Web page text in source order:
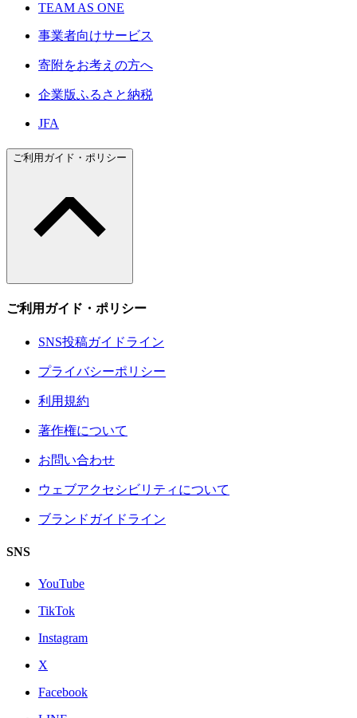
TEAM AS ONE
事業者向けサービス
寄附をお考えの方へ
企業版ふるさと納税
JFA
ご利用ガイド・ポリシー
ご利用ガイド・ポリシー
SNS投稿ガイドライン
プライバシーポリシー
利用規約
著作権について
お問い合わせ
ウェブアクセシビリティについて
ブランドガイドライン
SNS
YouTube
TikTok
Instagram
X
Facebook